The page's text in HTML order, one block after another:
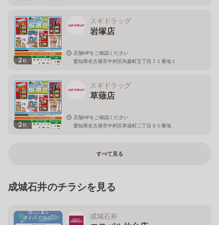
2枚
スギドラッグ
岩塚店
店舗HPをご確認ください
愛知県名古屋市中村区烏森町五丁目７１番地１
2枚
スギドラッグ
草薙店
店舗HPをご確認ください
愛知県名古屋市中村区草薙町二丁目９０番地
すべて見る
成城石井のチラシを見る
成城石井